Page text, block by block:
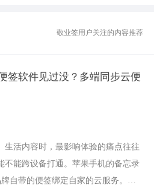
敬业签用户关注的内容推荐
签软件见过没？多端同步云便
生活内容时，最影响体验的痛点往往
不能跨设备打通。苹果手机的备忘录
自带的便签绑定自家的云服务。而